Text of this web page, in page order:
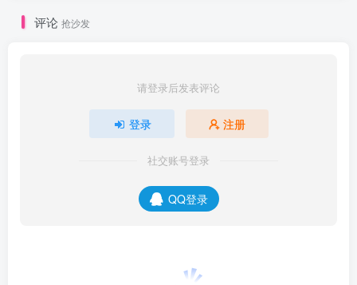
评论 抢沙发
请登录后发表评论
登录 注册
社交账号登录
QQ登录